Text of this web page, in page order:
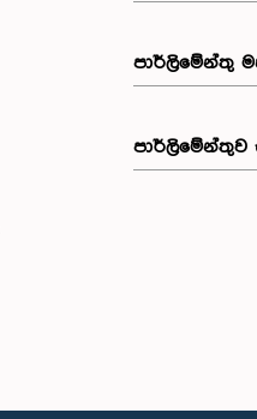
පාර්ලිමේන්තු
පාර්ලිමේන්තුව